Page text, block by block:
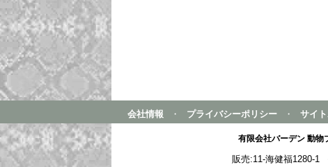
会社情報 ・ プライバシーポリシー ・ サイ
有限会社バーデン 動物
販売:11-海健福1280-1